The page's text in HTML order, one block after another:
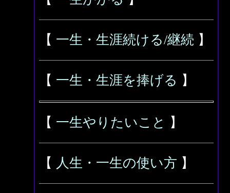
【 一生・生涯続ける/継続 】
【 一生・生涯を捧げる 】
【 一生やりたいこと 】
【 人生・一生の使い方 】